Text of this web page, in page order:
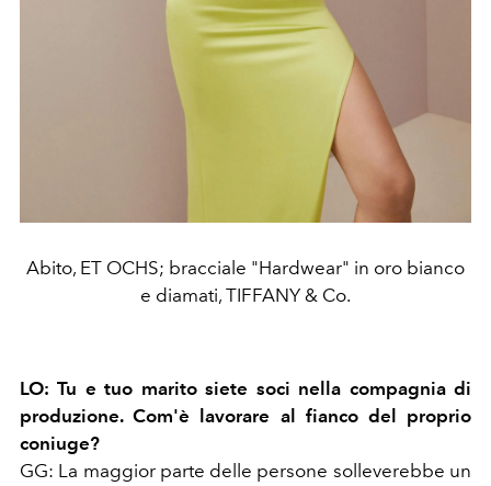
Abito, ET OCHS; bracciale "Hardwear" in oro bianco
e diamati, TIFFANY & Co.
LO:Tu e tuo marito siete soci nella compagnia di
produzione. Com'è lavorare al fianco del proprio
coniuge?
GG: La maggior parte delle persone solleverebbe un